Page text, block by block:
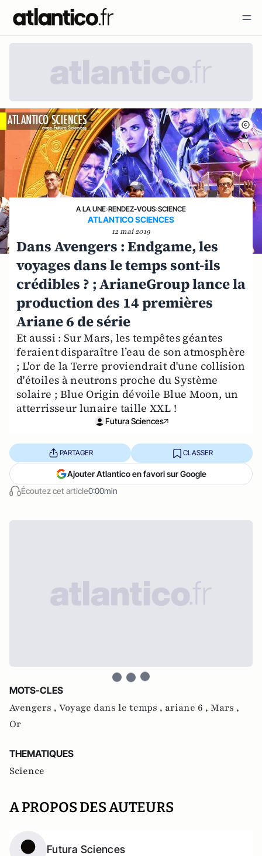
A LA UNE›RENDEZ-VOUS›SCIENCE
ATLANTICO SCIENCES
12 mai 2019
Dans Avengers : Endgame, les
voyages dans le temps sont-ils
crédibles ? ; ArianeGroup lance la
production des 14 premières
Ariane 6 de série
Et aussi : Sur Mars, les tempêtes géantes
feraient disparaître l’eau de son atmosphère
; ​L'or de la Terre proviendrait d'une collision
d'étoiles à neutrons proche du Système
solaire ; Blue Origin dévoile Blue Moon, un
atterrisseur lunaire taille XXL !
Futura Sciences
Écoutez cet article0:00min
PARTAGER CLASSER
Ajouter Atlantico en favori sur Google
MOTS-CLES
Avengers , Voyage dans le temps , ariane 6 , Mars ,
Or
THEMATIQUES
Science
A PROPOS DES AUTEURS
Futura Sciences